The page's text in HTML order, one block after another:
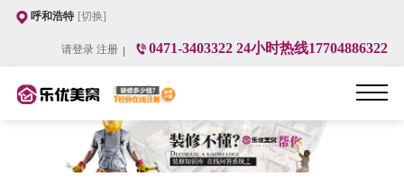
呼和浩特 [切换]
请登录 注册 0471-3403322 24小时热线17704886322